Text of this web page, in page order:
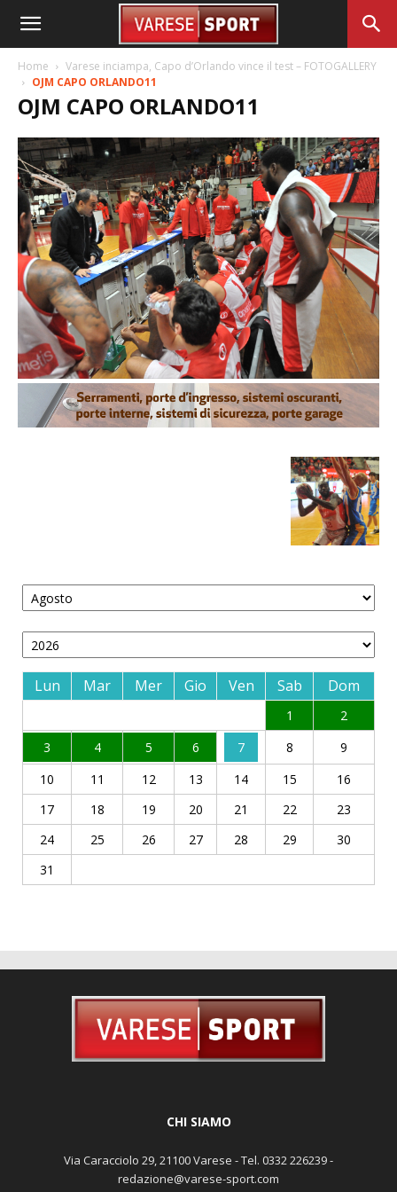
Home
Varese inciampa, Capo d’Orlando vince il test – FOTOGALLERY
OJM CAPO ORLANDO11
OJM CAPO ORLANDO11
Lun Mar Mer Gio Ven Sab Dom
1
2
3
4 5 6 7 8
9
10
11 12 13 14 15
16
17
18 19 20 21 22
23
24
25 26 27 28 29
30
31
CHI SIAMO
Via Caracciolo 29, 21100 Varese - Tel. 0332 226239 -
redazione@varese-sport.com